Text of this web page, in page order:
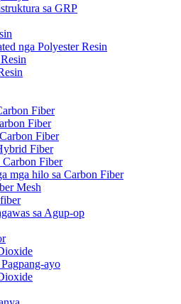
sa GRP
nga Polyester Resin
Fiber
Fiber
Fiber
Fiber
Fiber
mga hilo sa Carbon Fiber
Mesh
sa Agup-op
ayo